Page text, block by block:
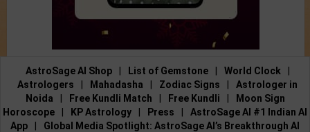
AstroSage AI Shop List of Gemstone World Clock
Astrologers
Mahadasha Zodiac Signs
Astrologer in
Noida
Free Kundli Match Free Kundli
Moon Sign
Horoscope
KP Astrology Press
AstroSage AI #1 Indian AI
App
Global Media Spotlight: AstroSage AI’s Breakthrough AI